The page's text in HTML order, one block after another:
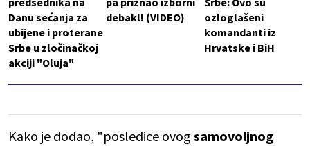
Danu sećanja za
ubijene i proterane
Srbe u zločinačkoj
akciji "Oluja"
debakl! (VIDEO)
ozloglašeni
komandanti iz
Hrvatske i BiH
Kako je dodao, "posledice ovog samovoljnog